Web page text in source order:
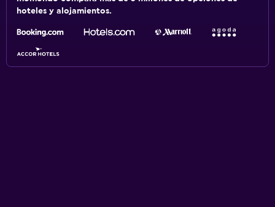
hoteles y alojamientos.